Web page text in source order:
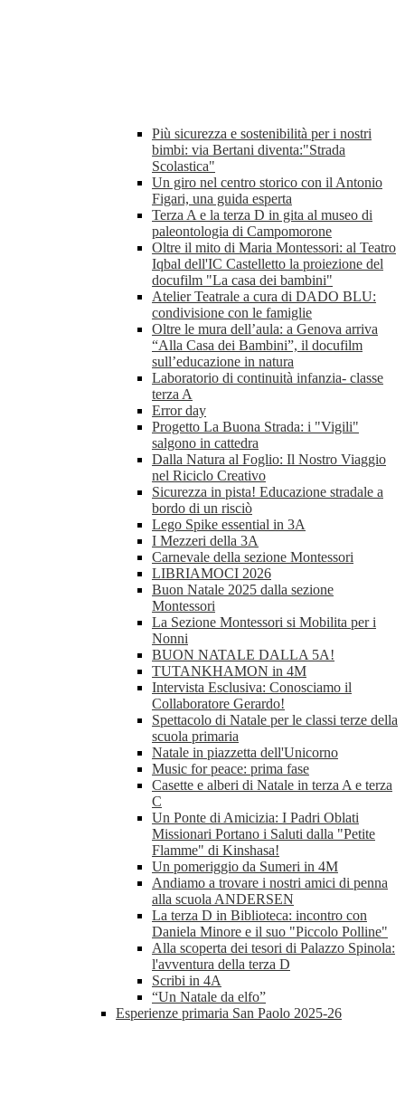
Più sicurezza e sostenibilità per i nostri
bimbi: via Bertani diventa:"Strada
Scolastica"
Un giro nel centro storico con il Antonio
Figari, una guida esperta
Terza A e la terza D in gita al museo di
paleontologia di Campomorone
Oltre il mito di Maria Montessori: al Teatro
Iqbal dell'IC Castelletto la proiezione del
docufilm "La casa dei bambini"
Atelier Teatrale a cura di DADO BLU:
condivisione con le famiglie
Oltre le mura dell’aula: a Genova arriva
“Alla Casa dei Bambini”, il docufilm
sull’educazione in natura
Laboratorio di continuità infanzia- classe
terza A
Error day
Progetto La Buona Strada: i "Vigili"
salgono in cattedra
Dalla Natura al Foglio: Il Nostro Viaggio
nel Riciclo Creativo
Sicurezza in pista! Educazione stradale a
bordo di un risciò
Lego Spike essential in 3A
I Mezzeri della 3A
Carnevale della sezione Montessori
LIBRIAMOCI 2026
Buon Natale 2025 dalla sezione
Montessori
La Sezione Montessori si Mobilita per i
Nonni
BUON NATALE DALLA 5A!
TUTANKHAMON in 4M
Intervista Esclusiva: Conosciamo il
Collaboratore Gerardo!
Spettacolo di Natale per le classi terze della
scuola primaria
Natale in piazzetta dell'Unicorno
Music for peace: prima fase
Casette e alberi di Natale in terza A e terza
C
Un Ponte di Amicizia: I Padri Oblati
Missionari Portano i Saluti dalla "Petite
Flamme" di Kinshasa!
Un pomeriggio da Sumeri in 4M
Andiamo a trovare i nostri amici di penna
alla scuola ANDERSEN
La terza D in Biblioteca: incontro con
Daniela Minore e il suo "Piccolo Polline"
Alla scoperta dei tesori di Palazzo Spinola:
l'avventura della terza D
Scribi in 4A
“Un Natale da elfo”
Esperienze primaria San Paolo 2025-26